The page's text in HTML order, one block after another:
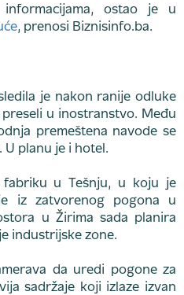
ostao je u
, prenosi Biznisinfo.ba.
je nakon ranije odluke
u inostranstvo. Među
premeštena navode se
U planu je i hotel.
u Tešnju, u koju je
iz zatvorenog pogona u
u Žirima sada planira
industrijske zone.
da uredi pogone za
sadržaje koji izlaze izvan